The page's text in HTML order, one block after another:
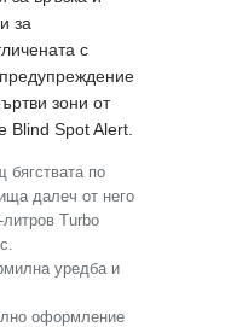
за
с
зони от
Blind Spot Alert.
бягствата по
далеч от него
Turbo
уредба и
оформление